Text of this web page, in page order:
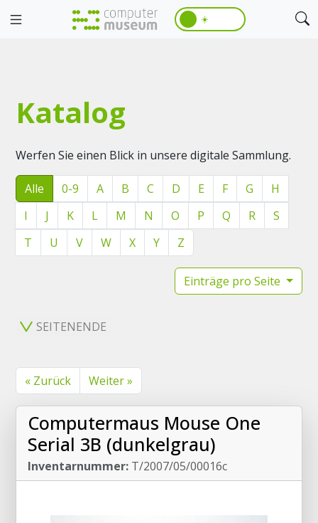
☀️
Katalog
Werfen Sie einen Blick in unsere digitale Sammlung.
Alle 0-9 A B C D E F G
H
I
J K L M N O P Q R
S
T
U V W X Y Z
Einträge pro Seite
SEITENENDE
« Zurück Weiter »
Computermaus Mouse One
Serial 3B (dunkelgrau)
Inventarnummer: T/2007/05/00016c